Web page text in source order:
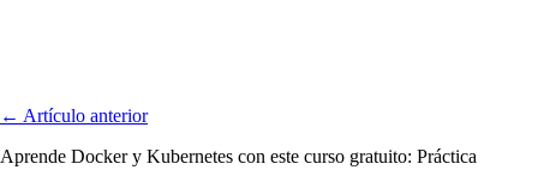
← Artículo anterior
Aprende Docker y Kubernetes con este curso gratuito: Práctica